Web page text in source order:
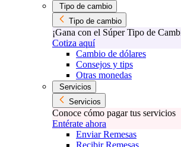
Tipo de cambio
Tipo de cambio
¡Gana con el Súper Tipo de
Cotiza aquí
Cambio de dólares
Consejos y tips
Otras monedas
Servicios
Servicios
Conoce cómo pagar tus servicios
Entérate ahora
Enviar Remesas
Recibir Remesas